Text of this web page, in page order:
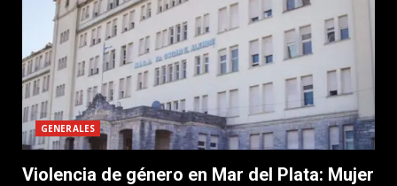
GENERALES
Violencia de género en Mar del Plata: Mujer